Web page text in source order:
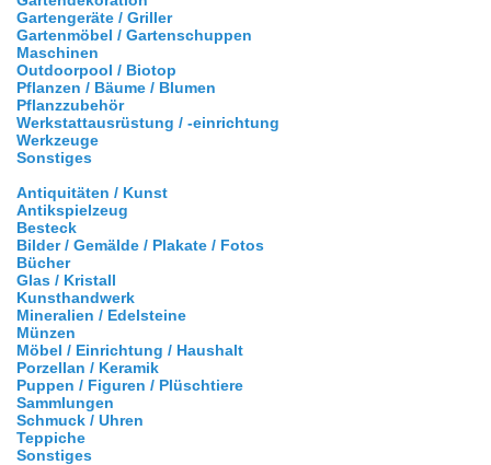
Gartengeräte / Griller
Gartenmöbel / Gartenschuppen
Maschinen
Outdoorpool / Biotop
Pflanzen / Bäume / Blumen
Pflanzzubehör
Werkstattausrüstung / -einrichtung
Werkzeuge
Sonstiges
Antiquitäten / Kunst
Antikspielzeug
Besteck
Bilder / Gemälde / Plakate / Fotos
Bücher
Glas / Kristall
Kunsthandwerk
Mineralien / Edelsteine
Münzen
Möbel / Einrichtung / Haushalt
Porzellan / Keramik
Puppen / Figuren / Plüschtiere
Sammlungen
Schmuck / Uhren
Teppiche
Sonstiges